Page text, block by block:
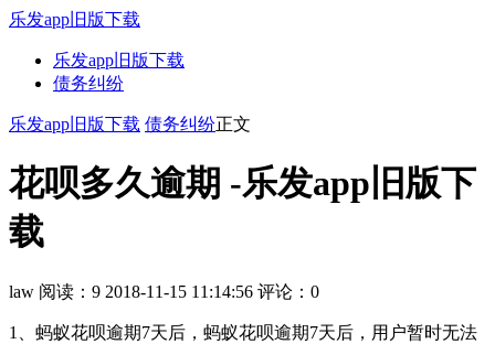
乐发app旧版下载
乐发app旧版下载
债务纠纷
乐发app旧版下载 债务纠纷正文
花呗多久逾期 -乐发app旧版下
载
law 阅读：9 2018-11-15 11:14:56 评论：0
1、蚂蚁花呗逾期7天后，蚂蚁花呗逾期7天后，用户暂时无法